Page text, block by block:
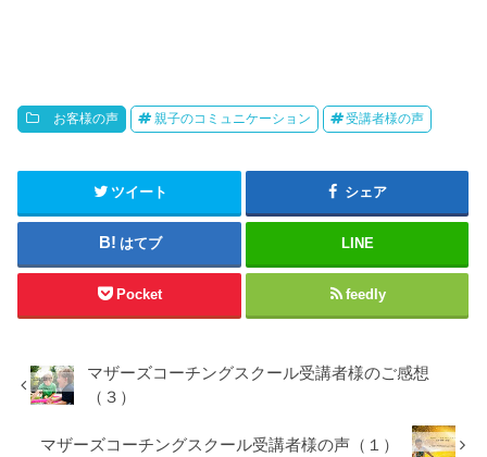
お客様の声 親子のコミュニケーション 受講者様の声
ツイート シェア
はてブ LINE
Pocket feedly
マザーズコーチングスクール受講者様のご感想
（３）
マザーズコーチングスクール受講者様の声（１）